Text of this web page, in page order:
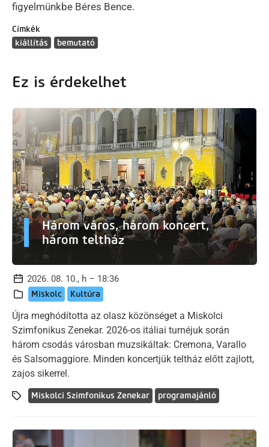
figyelmünkbe Béres Bence.
Címkék
kiállítás
bemutató
Ez is érdekelhet
Három város, három koncert,
három teltház
2026. 08. 10., h – 18:36
Miskolc Kultúra
Újra meghódította az olasz közönséget a Miskolci
Szimfonikus Zenekar. 2026-os itáliai turnéjuk során
három csodás városban muzsikáltak: Cremona, Varallo
és Salsomaggiore. Minden koncertjük teltház előtt zajlott,
zajos sikerrel.
Miskolci Szimfonikus Zenekar programajánló